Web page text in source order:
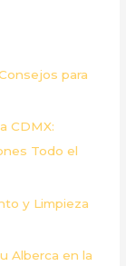
para
CDMX:
Todo el
y Limpieza
Alberca en la